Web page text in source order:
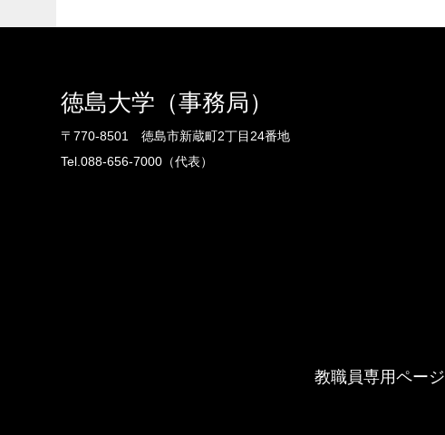
徳島大学（事務局）
〒770-8501 徳島市新蔵町2丁目24番地
Tel.088-656-7000（代表）
教職員専用ページ